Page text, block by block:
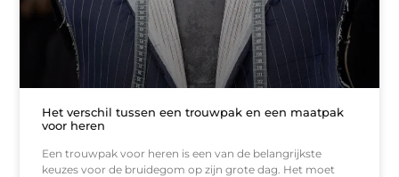
Het verschil tussen een trouwpak en een maatpak
voor heren
Een trouwpak voor heren is een van de belangrijkste
keuzes voor de bruidegom op zijn grote dag. Het moet